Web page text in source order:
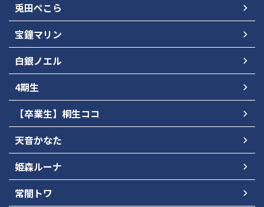
兎田ぺこら
宝鐘マリン
白銀ノエル
4期生
【卒業生】桐生ココ
天音かなた
姫森ルーナ
常闇トワ